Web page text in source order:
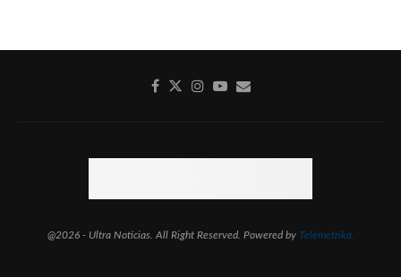
@2026 - Ultra Noticias. All Right Reserved. Powered by Telemetrika.